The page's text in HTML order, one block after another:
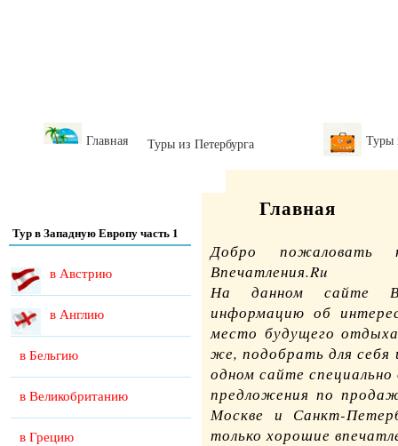
Главная Туры из Петербурга Туры
Тур в Западную Европу часть 1
в Австрию
в Англию
в Бельгию
в Великобританию
в Грецию
Главная
Добро пожаловать
Впечатления.Ru
На данном сайте
информацию об
место будущего
же, подобрать для себя
одном сайте
предложения по
Москве и Санкт-
только хорошие